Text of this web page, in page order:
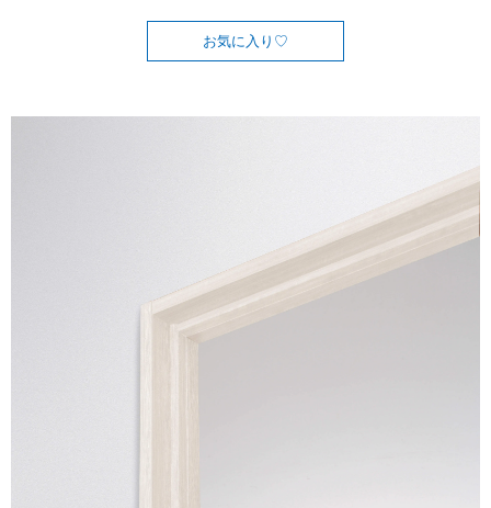
お気に入り